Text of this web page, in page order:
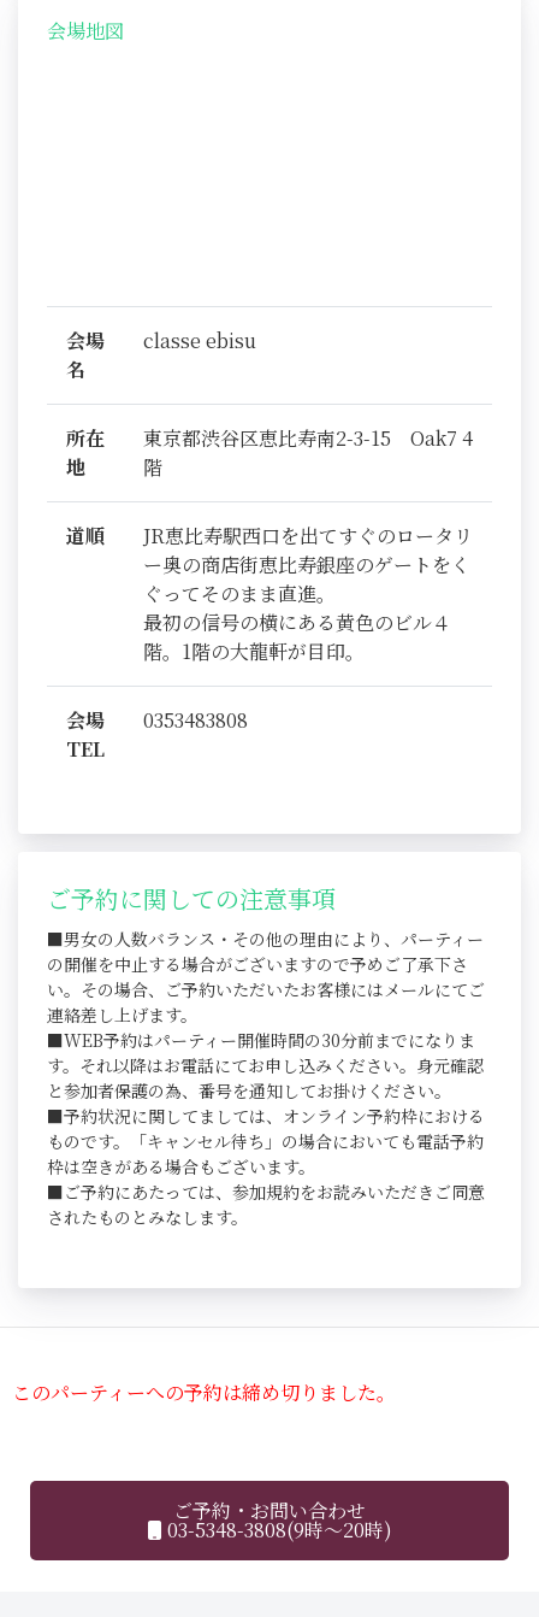
会場地図
会場
名
classe ebisu
所在
地
東京都渋谷区恵比寿南2-3-15 Oak7 4
階
道順
JR恵比寿駅西口を出てすぐのロータリ
ー奥の商店街恵比寿銀座のゲートをく
ぐってそのまま直進。
最初の信号の横にある黄色のビル４
階。1階の大龍軒が目印。
会場
TEL
0353483808
ご予約に関しての注意事項
■男女の人数バランス・その他の理由により、パーティー
の開催を中止する場合がございますので予めご了承下さ
い。その場合、ご予約いただいたお客様にはメールにてご
連絡差し上げます。
■WEB予約はパーティー開催時間の30分前までになりま
す。それ以降はお電話にてお申し込みください。身元確認
と参加者保護の為、番号を通知してお掛けください。
■予約状況に関してましては、オンライン予約枠における
ものです。「キャンセル待ち」の場合においても電話予約
枠は空きがある場合もございます。
■ご予約にあたっては、参加規約をお読みいただきご同意
されたものとみなします。
このパーティーへの予約は締め切りました。
ご予約・お問い合わせ
03-5348-3808(9時～20時)